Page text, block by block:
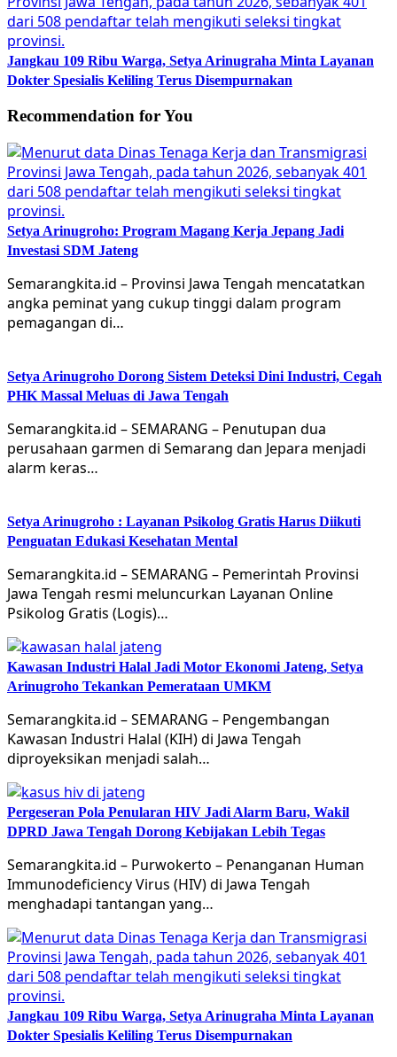
Jangkau 109 Ribu Warga, Setya Arinugraha Minta Layanan
Dokter Spesialis Keliling Terus Disempurnakan
Recommendation for You
Setya Arinugroho: Program Magang Kerja Jepang Jadi
Investasi SDM Jateng
Semarangkita.id – Provinsi Jawa Tengah mencatatkan
angka peminat yang cukup tinggi dalam program
pemagangan di…
Setya Arinugroho Dorong Sistem Deteksi Dini Industri, Cegah
PHK Massal Meluas di Jawa Tengah
Semarangkita.id – SEMARANG – Penutupan dua
perusahaan garmen di Semarang dan Jepara menjadi
alarm keras…
Setya Arinugroho : Layanan Psikolog Gratis Harus Diikuti
Penguatan Edukasi Kesehatan Mental
Semarangkita.id – SEMARANG – Pemerintah Provinsi
Jawa Tengah resmi meluncurkan Layanan Online
Psikolog Gratis (Logis)…
Kawasan Industri Halal Jadi Motor Ekonomi Jateng, Setya
Arinugroho Tekankan Pemerataan UMKM
Semarangkita.id – SEMARANG – Pengembangan
Kawasan Industri Halal (KIH) di Jawa Tengah
diproyeksikan menjadi salah…
Pergeseran Pola Penularan HIV Jadi Alarm Baru, Wakil
DPRD Jawa Tengah Dorong Kebijakan Lebih Tegas
Semarangkita.id – Purwokerto – Penanganan Human
Immunodeficiency Virus (HIV) di Jawa Tengah
menghadapi tantangan yang…
Jangkau 109 Ribu Warga, Setya Arinugraha Minta Layanan
Dokter Spesialis Keliling Terus Disempurnakan